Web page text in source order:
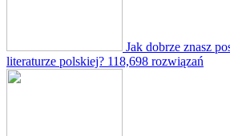
Jak dobrze znasz
literaturze polskiej? 118,698 rozwiązań